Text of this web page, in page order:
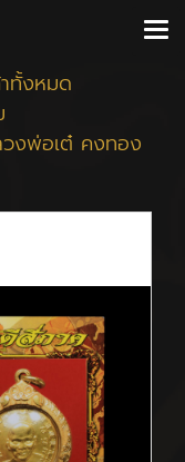
ทั้งหมด
งพ่อเต๋ คงทอง